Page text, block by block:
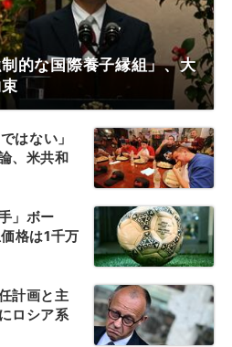
的な国際養子縁組」、大
はない」
、米共和
」ボー
格は1千万
計画と主
ロシア系